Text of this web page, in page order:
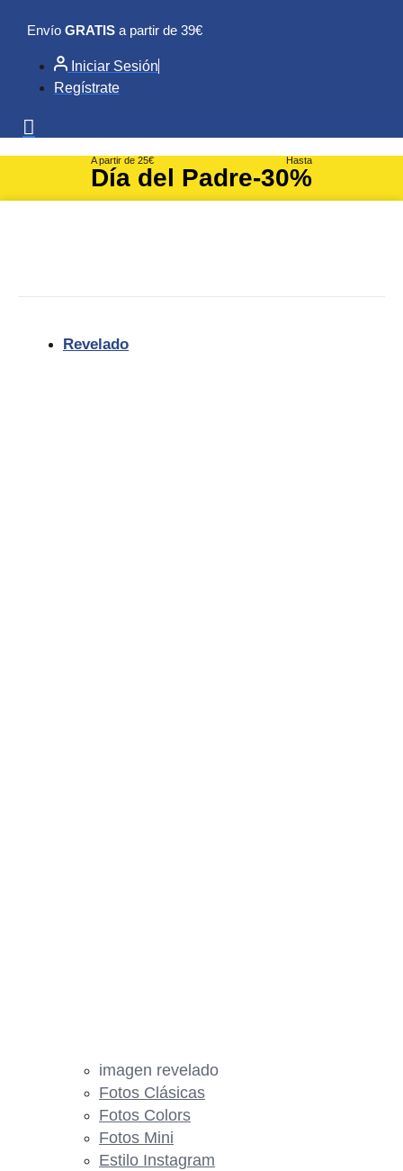
contenido
Envío GRATIS a partir de 39€
Iniciar Sesión
Regístrate
A partir de 25€
Día del Padre
Hasta
-30%
Revelado
imagen revelado
Fotos Clásicas
Fotos Colors
Fotos Mini
Estilo Instagram